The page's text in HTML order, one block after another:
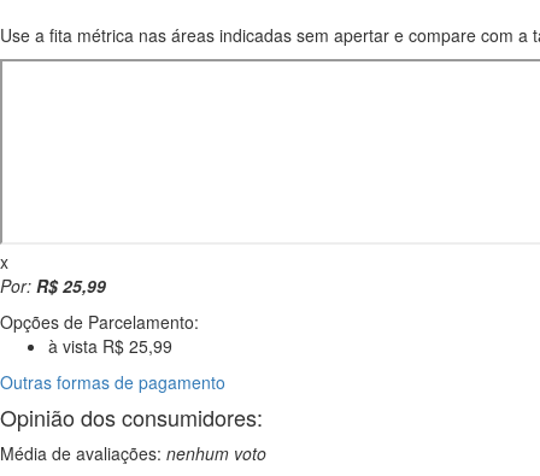
Use a fita métrica nas áreas indicadas sem apertar e compare com
x
Por: R$ 25,99
Opções de Parcelamento:
à vista R$ 25,99
Outras formas de pagamento
Opinião dos consumidores:
Média de avaliações: nenhum voto